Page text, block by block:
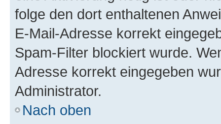
folge den dort enthaltenen
E-Mail-Adresse korrekt
Spam-Filter blockiert wurde.
Adresse korrekt eingegeben
Administrator.
Nach oben